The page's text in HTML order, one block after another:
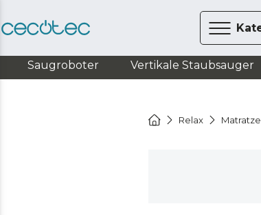
Saugroboter Vertikale Staubsauger
Relax